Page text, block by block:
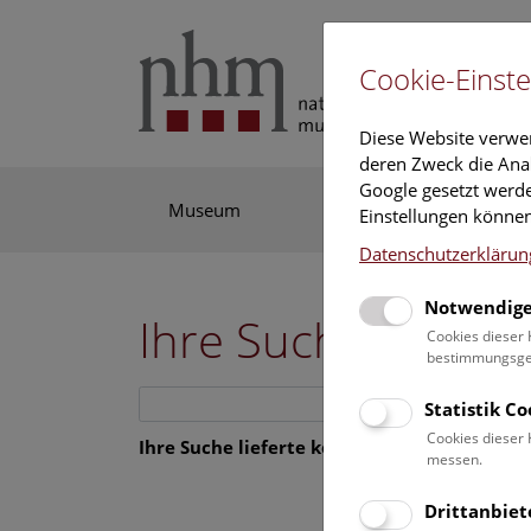
Museum Ausstellung
Ihre Suche
Ihre Suche lieferte kein Ergebnis.
Cookie-
Diese Website
deren Zweck die
Google gesetzt
Einstellungen
Cookies dieser
Statistik
Cookies dieser
messen.